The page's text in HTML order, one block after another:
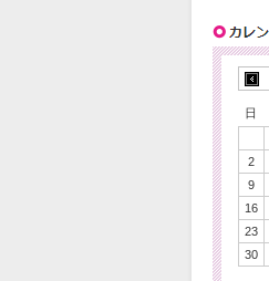
日
2
9
16
23
30